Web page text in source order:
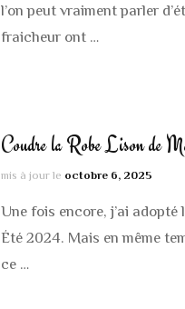
l’on peut vraiment parler
fraicheur ont …
Coudre la Robe Lison de
mis à jour le octobre 6, 2025
Une fois encore, j’ai
Été 2024. Mais en même
ce …